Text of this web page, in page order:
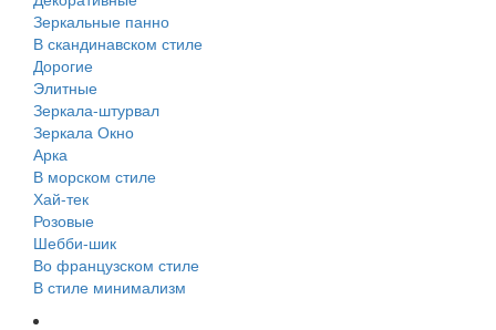
Зеркальные панно
В скандинавском стиле
Дорогие
Элитные
Зеркала-штурвал
Зеркала Окно
Арка
В морском стиле
Хай-тек
Розовые
Шебби-шик
Во французском стиле
В стиле минимализм